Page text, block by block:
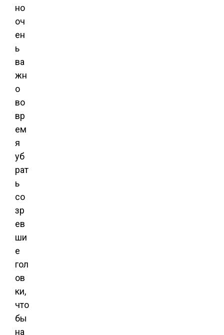
но
оч
ен
ь
ва
жн
о
во
вр
ем
я
уб
рат
ь
со
зр
ев
ши
е
гол
ов
ки,
что
бы
на